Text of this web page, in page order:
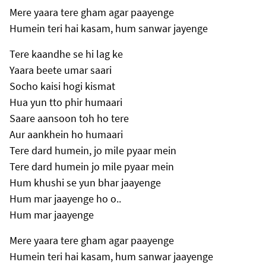
Mere yaara tere gham agar paayenge
Humein teri hai kasam, hum sanwar jayenge
Tere kaandhe se hi lag ke
Yaara beete umar saari
Socho kaisi hogi kismat
Hua yun tto phir humaari
Saare aansoon toh ho tere
Aur aankhein ho humaari
Tere dard humein, jo mile pyaar mein
Tere dard humein jo mile pyaar mein
Hum khushi se yun bhar jaayenge
Hum mar jaayenge ho o..
Hum mar jaayenge
Mere yaara tere gham agar paayenge
Humein teri hai kasam, hum sanwar jaayenge